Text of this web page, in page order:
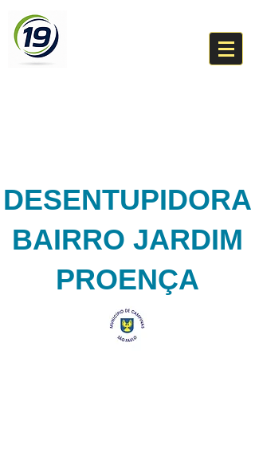
DESENTUPIDORA
BAIRRO JARDIM
PROENÇA